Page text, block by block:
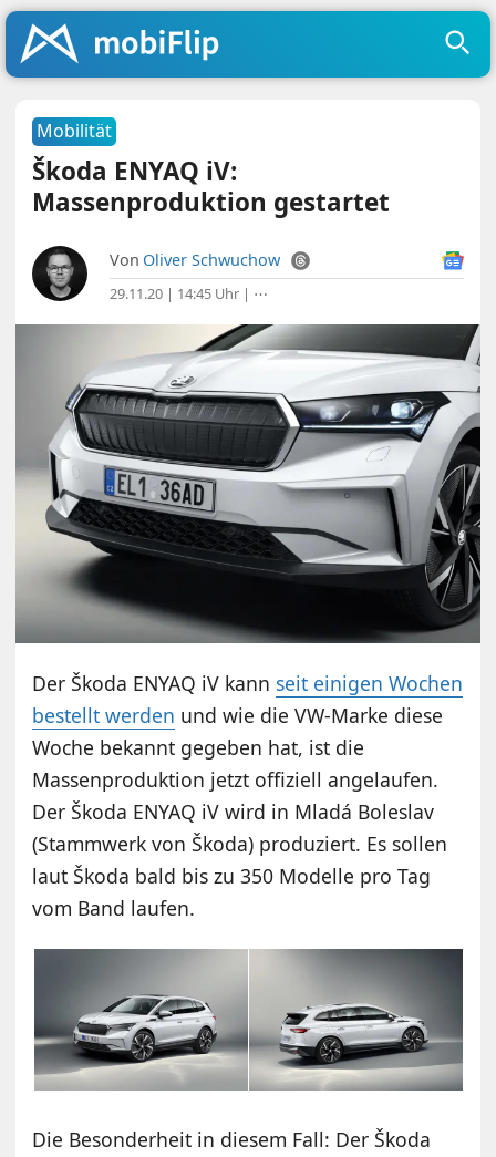
Mobilität
Škoda ENYAQ iV:
Massenproduktion gestartet
Von Oliver Schwuchow
29.11.20 | 14:45 Uhr | ⋯
Der Škoda ENYAQ iV kann seit einigen Wochen
bestellt werden und wie die VW-Marke diese
Woche bekannt gegeben hat, ist die
Massenproduktion jetzt offiziell angelaufen.
Der Škoda ENYAQ iV wird in Mladá Boleslav
(Stammwerk von Škoda) produziert. Es sollen
laut Škoda bald bis zu 350 Modelle pro Tag
vom Band laufen.
Die Besonderheit in diesem Fall: Der Škoda